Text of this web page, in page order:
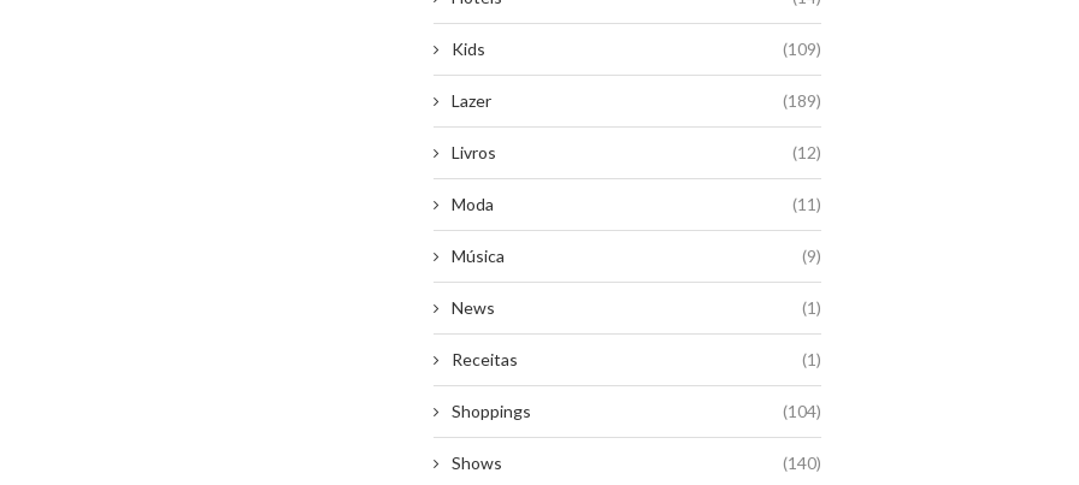
Kids (109)
Lazer (189)
Livros (12)
Moda (11)
Música (9)
News (1)
Receitas (1)
Shoppings (104)
Shows (140)